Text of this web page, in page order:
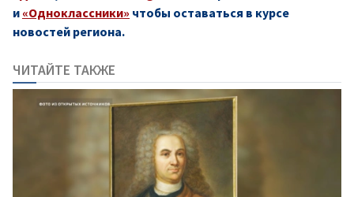
и «Одноклассники» чтобы оставаться в курсе
новостей региона.
ЧИТАЙТЕ ТАКЖЕ